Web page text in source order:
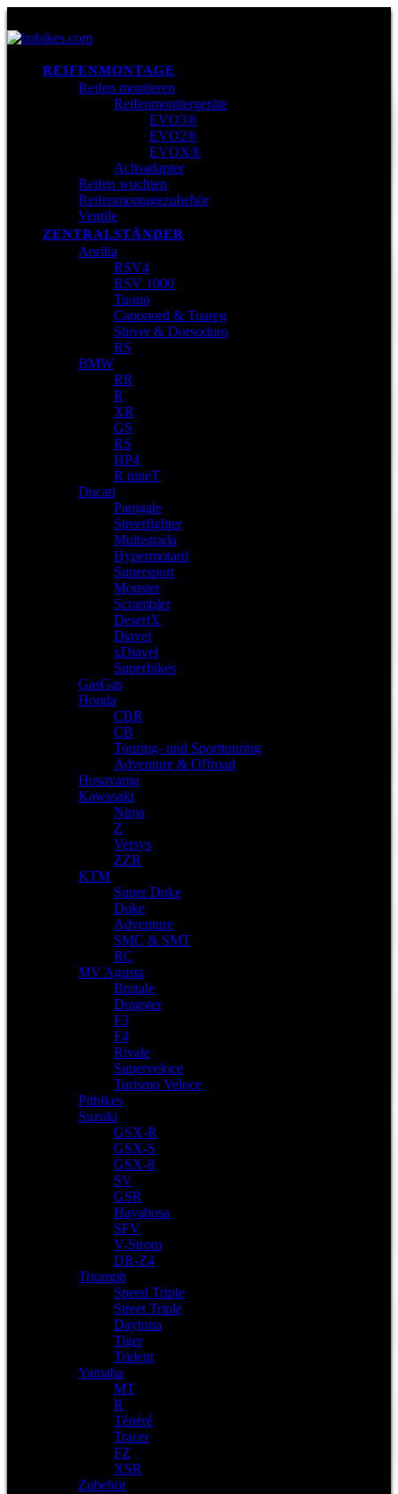
REIFENMONTAGE
Reifen montieren
Reifenmontiergeräte
EVO3®
EVO2®
EVOX®
Achsadapter
Reifen wuchten
Reifenmontagezubehör
Ventile
ZENTRALSTÄNDER
Aprilia
RSV4
RSV 1000
Tuono
Caponord & Tuareg
Shiver & Dorsoduro
RS
BMW
RR
R
XR
GS
RS
HP4
R nineT
Ducati
Panigale
Streetfighter
Multistrada
Hypermotard
Supersport
Monster
Scrambler
DesertX
Diavel
xDiavel
Superbikes
GasGas
Honda
CBR
CB
Touring- und Sporttouring
Adventure & Offroad
Husqvarna
Kawasaki
Ninja
Z
Versys
ZZR
KTM
Super Duke
Duke
Adventure
SMC & SMT
RC
MV Agusta
Brutale
Dragster
F3
F4
Rivale
Superveloce
Turismo Veloce
Pitbikes
Suzuki
GSX-R
GSX-S
GSX-8
SV
GSR
Hayabusa
SFV
V-Strom
DR-Z4
Triumph
Speed Triple
Street Triple
Daytona
Tiger
Trident
Yamaha
MT
R
Ténéré
Tracer
FZ
XSR
Zubehör